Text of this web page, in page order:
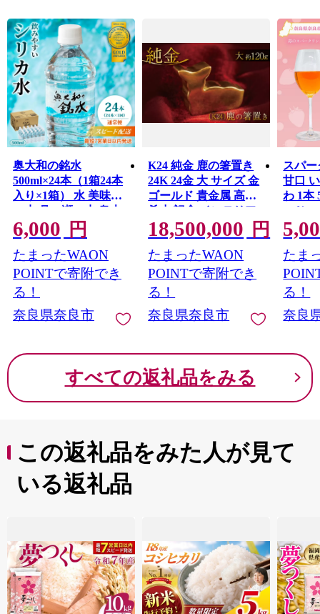
奥大和の銘水
500ml×24本（1箱24本
入り×1箱） 水 美味し
い水 月ヶ瀬の水 奥大
和の銘水24本セット
シリカ水 軟水 賞味期
限2年 長期間保存可能
永伸商事株式会社
6,000 円
たまったWAON
POINTで寄附でき
る！
奈良県奈良市
K24 純金 鹿の箸置き
24K 24金 大 サイズ 金
ゴールド 貴金属 高級
希少 記念 インテリア
ギフト プレゼント 贈
り物 贈答用 合同会社
工藝舎 奈良県 奈良市
18,500,000 円
たまったWAON
POINTで寄附でき
る！
奈良県奈良市
スパ
甘口
わ 1本
11％
ワイ
100％
イン
りんぐ
すす
ン ア
ティ
県 奈
たま
る！
奈良
すべての返礼品をみる
この返礼品をみた人が見て
いる返礼品